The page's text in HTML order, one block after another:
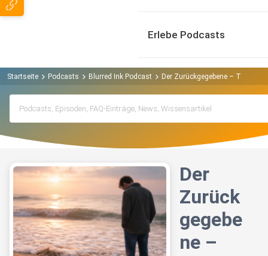
Erlebe Podcasts
Startseite Podcasts Blurred Ink Podcast Der Zurückgegebene – Teil XI:
Der
Zurück
gegebe
ne –